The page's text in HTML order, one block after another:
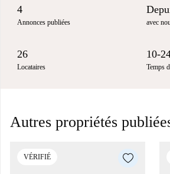
4
Annonces publiées avec
26
Locataires
10-
Temps
Autres propriétés
VÉRIFIÉ